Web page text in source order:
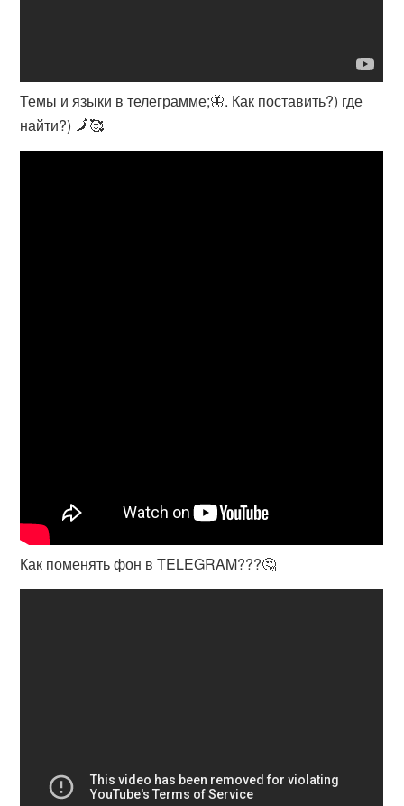
Темы и языки в телеграмме;🦋. Как поставить?) где
найти?) 🗾🥰
Как поменять фон в TELEGRAM???🤔